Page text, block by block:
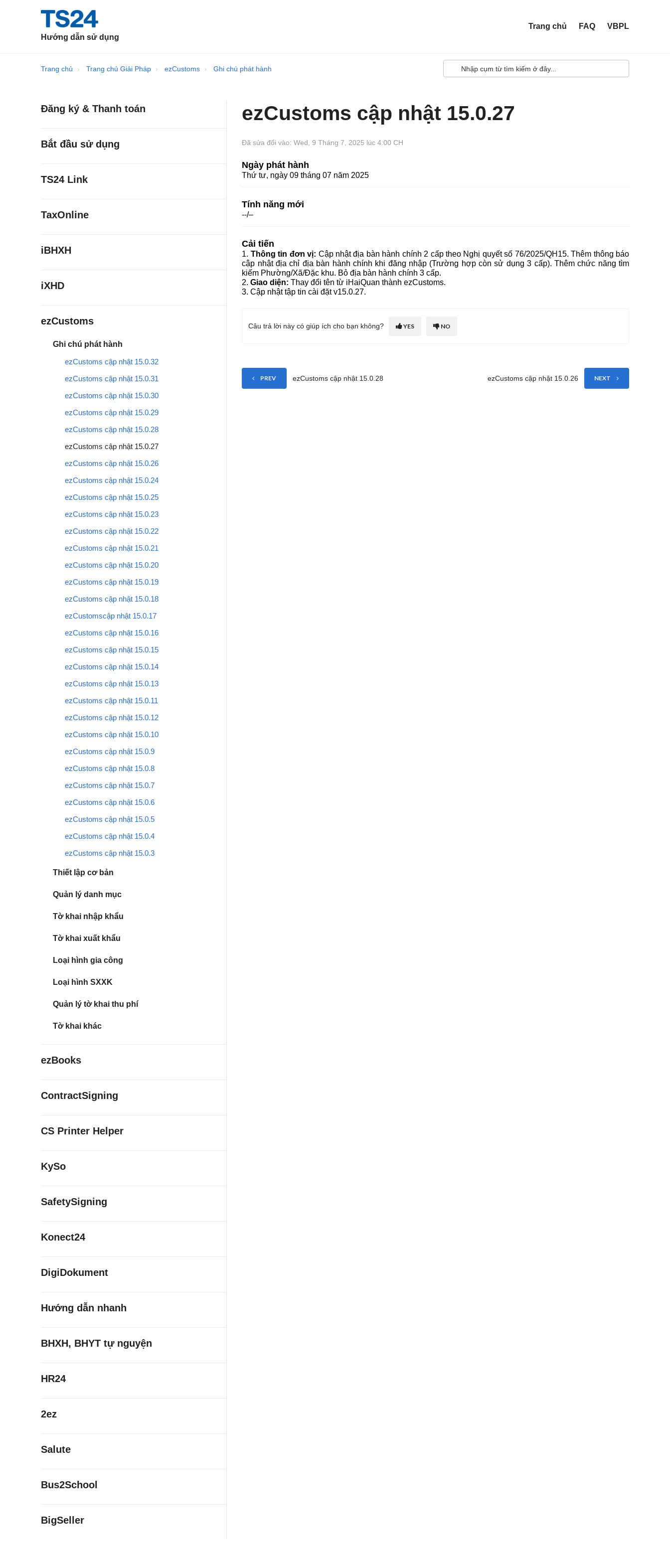
Hướng dẫn sử dụng
Trang chủ FAQ VBPL
Trang chủ Trang chủ Giải Pháp ezCustoms Ghi chú phát hành
Đăng ký & Thanh toán
Bắt đầu sử dụng
TS24 Link
TaxOnline
iBHXH
iXHD
ezCustoms
Ghi chú phát hành
ezCustoms cập nhật 15.0.32
ezCustoms cập nhật 15.0.31
ezCustoms cập nhật 15.0.30
ezCustoms cập nhật 15.0.29
ezCustoms cập nhật 15.0.28
ezCustoms cập nhật 15.0.27
ezCustoms cập nhật 15.0.26
ezCustoms cập nhật 15.0.24
ezCustoms cập nhật 15.0.25
ezCustoms cập nhật 15.0.23
ezCustoms cập nhật 15.0.22
ezCustoms cập nhật 15.0.21
ezCustoms cập nhật 15.0.20
ezCustoms cập nhật 15.0.19
ezCustoms cập nhật 15.0.18
ezCustomscập nhật 15.0.17
ezCustoms cập nhật 15.0.16
ezCustoms cập nhật 15.0.15
ezCustoms cập nhật 15.0.14
ezCustoms cập nhật 15.0.13
ezCustoms cập nhật 15.0.11
ezCustoms cập nhật 15.0.12
ezCustoms cập nhật 15.0.10
ezCustoms cập nhật 15.0.9
ezCustoms cập nhật 15.0.8
ezCustoms cập nhật 15.0.7
ezCustoms cập nhật 15.0.6
ezCustoms cập nhật 15.0.5
ezCustoms cập nhật 15.0.4
ezCustoms cập nhật 15.0.3
Thiết lập cơ bản
Quản lý danh mục
Tờ khai nhập khẩu
Tờ khai xuất khẩu
Loại hình gia công
Loại hình SXXK
Quản lý tờ khai thu phí
Tờ khai khác
ezBooks
ContractSigning
CS Printer Helper
KySo
SafetySigning
Konect24
DigiDokument
Hướng dẫn nhanh
BHXH, BHYT tự nguyện
HR24
2ez
Salute
Bus2School
BigSeller
ezCustoms cập nhật 15.0.27
Đã sửa đổi vào: Wed, 9 Tháng 7, 2025 lúc 4:00 CH
Ngày phát hành
Thứ tư, ngày 09 tháng 07 năm 2025
Tính năng mới
--/–
Cải tiến
1. Thông tin đơn vị: Cập nhật địa bàn hành chính 2 cấp theo Nghị quyết số 76/2025/QH15. Thêm thông báo
cập nhật địa chỉ địa bàn hành chính khi đăng nhập (Trường hợp còn sử dụng 3 cấp). Thêm chức năng tìm
kiếm Phường/Xã/Đặc khu. Bỏ địa bàn hành chính 3 cấp.
2.Giao diện: Thay đổi tên từ iHaiQuan thành ezCustoms.
3. Cập nhật tập tin cài đặt v15.0.27.
Câu trả lời này có giúp ích cho bạn không? YES NO
PREV ezCustoms cập nhật 15.0.28 ezCustoms cập nhật 15.0.26 NEXT